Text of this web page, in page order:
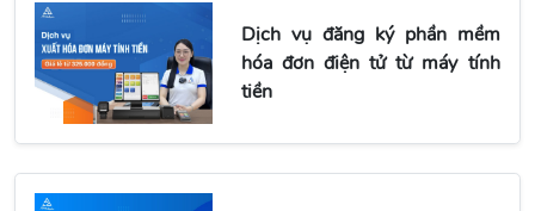
Dịch vụ đăng ký phần mềm
hóa đơn điện tử từ máy tính
tiền